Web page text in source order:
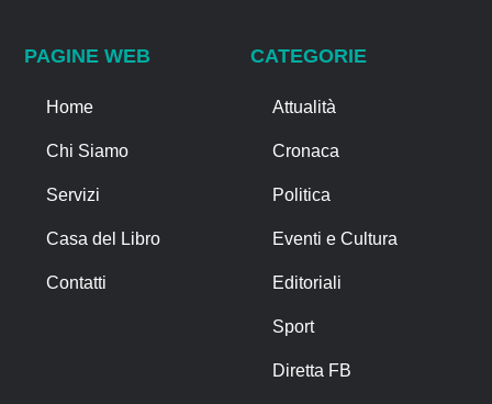
PAGINE WEB
Home
Chi Siamo
Servizi
Casa del Libro
Contatti
CATEGORIE
Attualità
Cronaca
Politica
Eventi e Cultura
Editoriali
Sport
Diretta FB